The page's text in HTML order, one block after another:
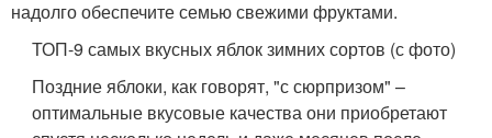
надолго обеспечите семью свежими фруктами.
ТОП-9 самых вкусных яблок зимних сортов (с фото)
Поздние яблоки, как говорят, "с сюрпризом" –
оптимальные вкусовые качества они приобретают